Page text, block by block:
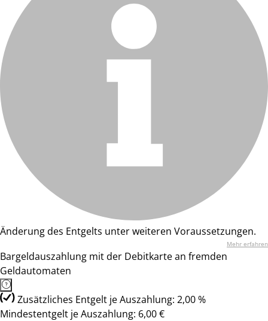
Änderung des Entgelts unter weiteren Voraussetzungen.
Mehr erfahren
Bargeldauszahlung mit der Debitkarte an fremden
Geldautomaten
Zusätzliches Entgelt je Auszahlung: 2,00 %
Mindestentgelt je Auszahlung: 6,00 €